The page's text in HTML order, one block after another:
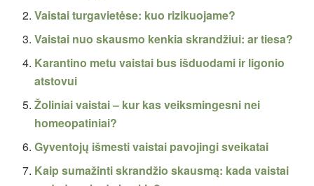
Vaistai turgavietėse: kuo rizikuojame?
Vaistai nuo skausmo kenkia skrandžiui: ar tiesa?
Karantino metu vaistai bus išduodami ir ligonio
atstovui
Žoliniai vaistai – kur kas veiksmingesni nei
homeopatiniai?
Gyventojų išmesti vaistai pavojingi sveikatai
Kaip sumažinti skrandžio skausmą: kada vaistai